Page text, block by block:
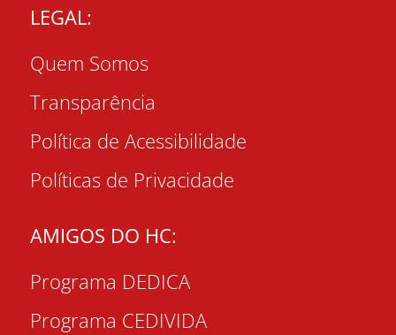
LEGAL:
Quem Somos
Transparência
Política de Acessibilidade
Políticas de Privacidade
AMIGOS DO HC:
Programa DEDICA
Programa CEDIVIDA